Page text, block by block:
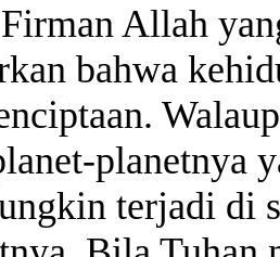
Allah
bahwa
planetnya
terjadi di